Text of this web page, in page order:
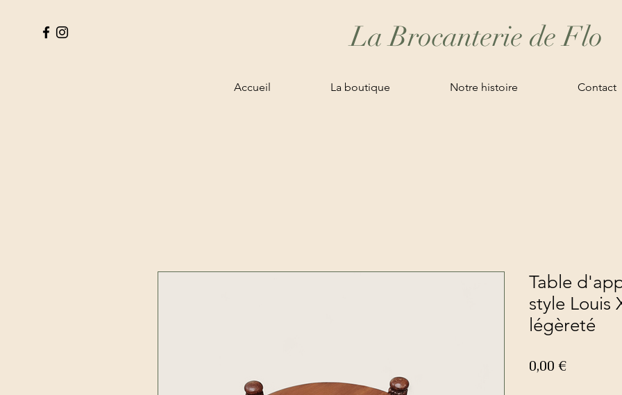
La Brocanterie de Flo
Accueil La boutique Notre histoire Contact
Table
style Louis
légèreté
0,00 €Prix